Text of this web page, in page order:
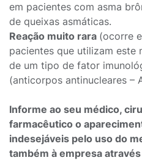
em pacientes com asma
de queixas asmáticas.
Reação muito rara (ocorre
pacientes que utilizam este
de um tipo de fator
(anticorpos antinucleares –
Informe ao seu médico,
farmacêutico o
indesejáveis pelo uso do
também à empresa